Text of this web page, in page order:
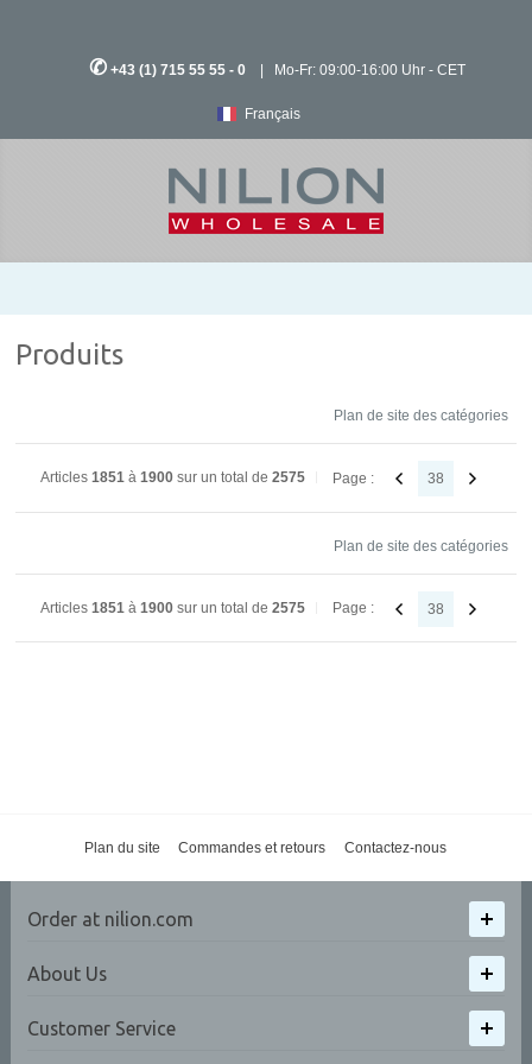
✆ +43 (1) 715 55 55 - 0 | Mo-Fr: 09:00-16:00 Uhr - CET
Français
Produits
Plan de site des catégories
Articles1851 à1900 sur un total de2575 Page : 38
Plan de site des catégories
Articles1851 à1900 sur un total de2575 Page : 38
Plan du site Commandes et retours Contactez-nous
Order at nilion.com
About Us
Customer Service